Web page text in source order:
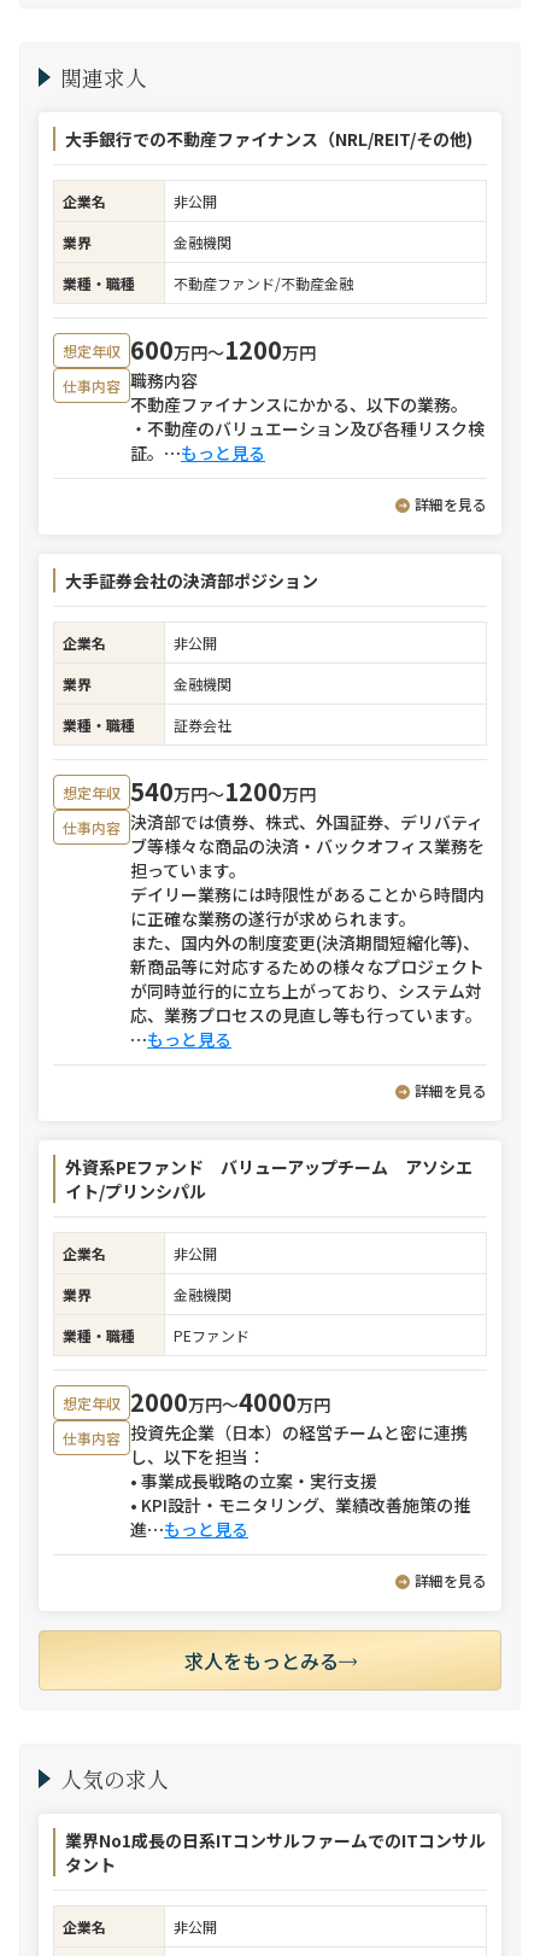
関連求人
大手銀行での不動産ファイナンス（NRL/REIT/その他)
企業名
非公開
業界
金融機関
業種・職種
不動産ファンド/不動産金融
想定年収 600万円〜1200万円
仕事内容 職務内容
不動産ファイナンスにかかる、以下の業務。
・不動産のバリュエーション及び各種リスク検
証。 ⋯もっと見る
詳細を見る
大手証券会社の決済部ポジション
企業名
非公開
業界
金融機関
業種・職種
証券会社
想定年収 540万円〜1200万円
仕事内容 決済部では債券、株式、外国証券、デリバティ
ブ等様々な商品の決済・バックオフィス業務を
担っています。
デイリー業務には時限性があることから時間内
に正確な業務の遂行が求められます。
また、国内外の制度変更(決済期間短縮化等)、
新商品等に対応するための様々なプロジェクト
が同時並行的に立ち上がっており、システム対
応、業務プロセスの見直し等も行っています。
⋯もっと見る
詳細を見る
外資系PEファンド バリューアップチーム アソシエ
イト/プリンシパル
企業名
非公開
業界
金融機関
業種・職種
PEファンド
想定年収 2000万円〜4000万円
仕事内容 投資先企業（日本）の経営チームと密に連携
し、以下を担当：
• 事業成長戦略の立案・実行支援
• KPI設計・モニタリング、業績改善施策の推
進⋯もっと見る
詳細を見る
求人をもっとみる
人気の求人
業界No1成長の日系ITコンサルファームでのITコンサル
タント
企業名
非公開